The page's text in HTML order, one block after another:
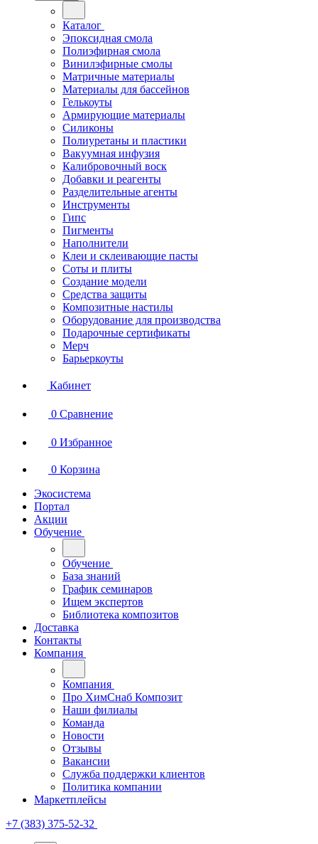
Каталог
Эпоксидная смола
Полиэфирная смола
Винилэфирные смолы
Матричные материалы
Материалы для бассейнов
Гелькоуты
Армирующие материалы
Силиконы
Полиуретаны и пластики
Вакуумная инфузия
Калибровочный воск
Добавки и реагенты
Разделительные агенты
Инструменты
Гипс
Пигменты
Наполнители
Клеи и склеивающие пасты
Соты и плиты
Создание модели
Средства защиты
Композитные настилы
Оборудование для производства
Подарочные сертификаты
Мерч
Барьеркоуты
Кабинет
0 Сравнение
0 Избранное
0 Корзина
Экосистема
Портал
Акции
Обучение
Обучение
База знаний
График семинаров
Ищем экспертов
Библиотека композитов
Доставка
Контакты
Компания
Компания
Про ХимСнаб Композит
Наши филиалы
Команда
Новости
Отзывы
Вакансии
Служба поддержки клиентов
Политика компании
Маркетплейсы
+7 (383) 375-52-32